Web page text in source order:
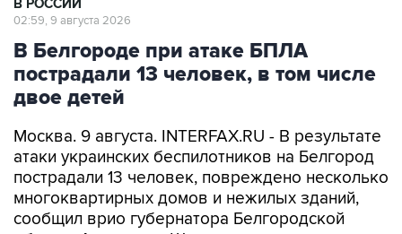
В Белгороде при атаке БПЛА
пострадали 13 человек, в том числе
двое детей
Москва. 9 августа. INTERFAX.RU - В результате
пострадали 13 человек, повреждено несколько
многоквартирных домов и нежилых зданий,
сообщил врио губернатора Белгородской
области Александр Шуваев в ночь на
воскресенье.